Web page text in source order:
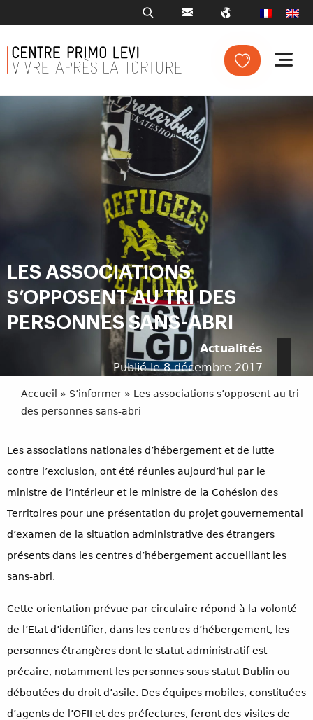
LES ASSOCIATIONS
S’OPPOSENT AU TRI DES
PERSONNES SANS-ABRI
Actualités
Publié le 8 décembre 2017
Accueil » S’informer » Les associations s’opposent au tri
des personnes sans-abri
Les associations nationales d’hébergement et de lutte
contre l’exclusion, ont été réunies aujourd’hui par le
ministre de l’Intérieur et le ministre de la Cohésion des
Territoires pour une présentation du projet gouvernemental
d’examen de la situation administrative des étrangers
présents dans les centres d’hébergement accueillant les
sans-abri.
Cette orientation prévue par circulaire répond à la volonté
de l’Etat d’identifier, dans les centres d’hébergement, les
personnes étrangères dont le statut administratif est
précaire, notamment les personnes sous statut Dublin ou
déboutées du droit d’asile. Des équipes mobiles, constituées
d’agents de l’OFII et des préfectures, feront des visites de